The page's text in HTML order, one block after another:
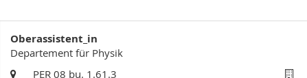
Oberassistent_in
Departement für Physik
PER 08 bu. 1.61.3